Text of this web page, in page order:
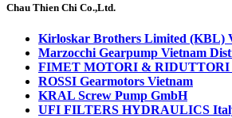
Chau Thien Chi Co.,Ltd.
Kirloskar Brothers Limited (KBL)
Marzocchi Gearpump Vietnam
FIMET MOTORI & RIDUTTORI
ROSSI Gearmotors Vietnam
KRAL Screw Pump GmbH
UFI FILTERS HYDRAULICS